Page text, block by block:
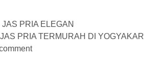
PRIA ELEGAN
PRIA TERMURAH DI